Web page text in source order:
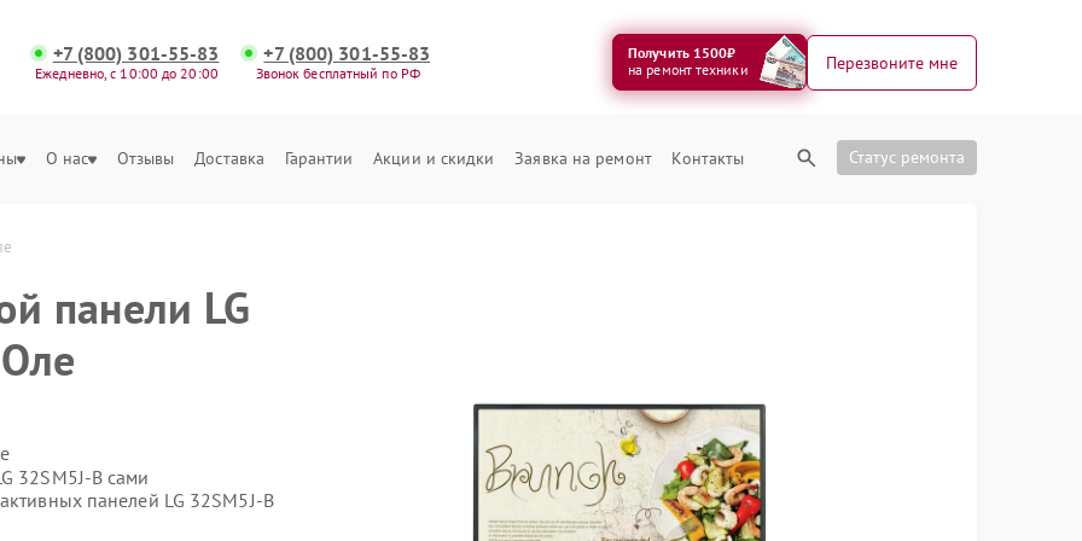
+7 (800) 301-55-83
Ежедневно, с 10:00 до 20:00
+7 (800) 301-55-83
Звонок бесплатный по РФ
Получить 1500₽
на ремонт техники
Перезвоните мне
О нас Отзывы Доставка Гарантии Акции и скидки Заявка на ремонт Контакты Статус ремонта
панели LG
32SM5J-B сами
панелей LG 32SM5J-B